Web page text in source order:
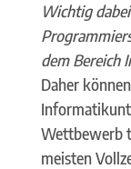
Wichtig
dem Bereich
Daher
Wettbewerb
meisten